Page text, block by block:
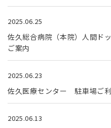
2025.06.25
佐久総合病院（本院）人間ド
ご案内
2025.06.23
佐久医療センター 駐車場ご
2025.06.13